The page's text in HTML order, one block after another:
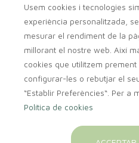
PROVES DE COLESTEROL I
DETERMINACIÓ DEL GRUP SANGUINI
FÓRMULES MAGISTRALS
POSEM ARRACADES
CISTELLES PER NADONS
Usem cookies i tecnologies
experiència personalitzada,
mesurar el rendiment de la
millorant el nostre web. Així
cookies que utilitzem prement
configurar-les o rebutjar el
“Establir Preferències“. Per a
Política de cookies